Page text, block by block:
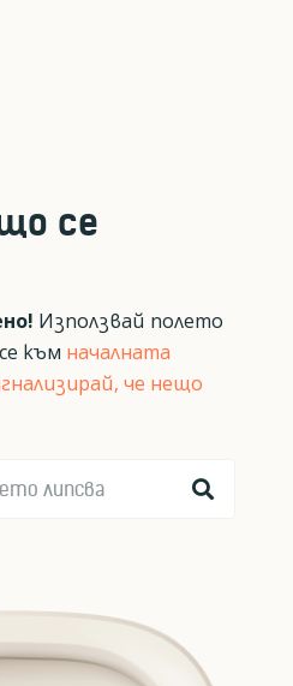
се
Използвай полето
към началната
че нещо